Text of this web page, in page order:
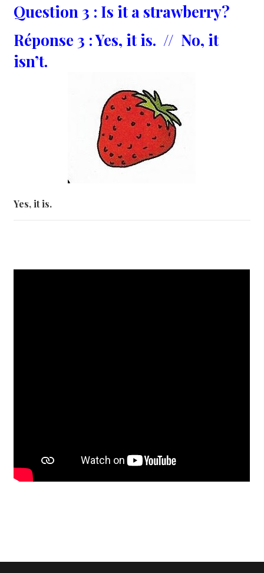
Question 3 : Is it a strawberry?
Réponse 3 : Yes, it is. // No, it
isn’t.
Yes, it is.